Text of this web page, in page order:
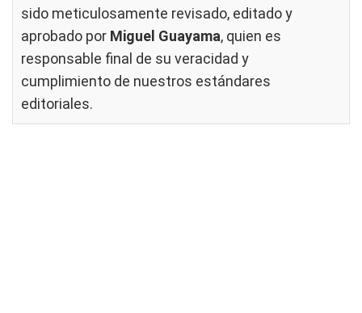
sido meticulosamente revisado, editado y
aprobado por Miguel Guayama, quien es
responsable final de su veracidad y
cumplimiento de nuestros estándares
editoriales.